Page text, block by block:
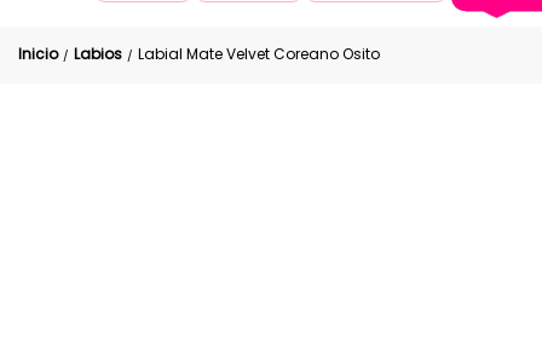
Inicio / Labios / Labial Mate Velvet Coreano Osito